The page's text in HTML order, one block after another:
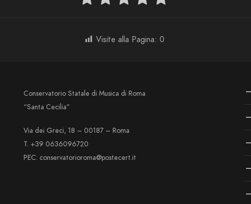
Visite alla Pagina: 0
Conservatorio Statale di Musica di Roma
“Santa Cecilia”
Via dei Greci, 18 – 00187 – Roma
T. +39 0636096720
PEC: conservatorioroma@postecert.it